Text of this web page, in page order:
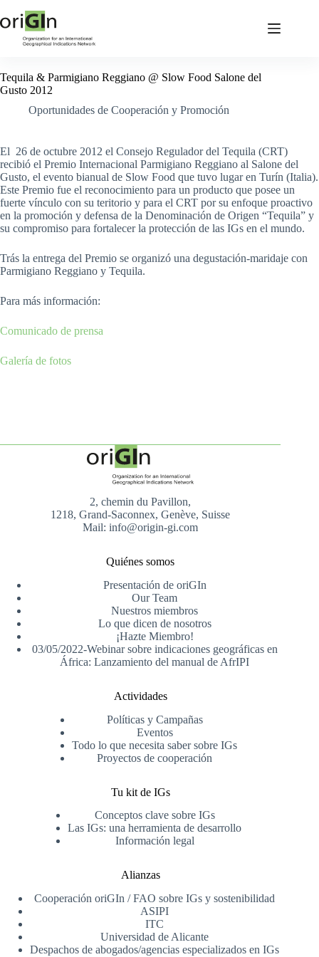
Tequila & Parmigiano Reggiano @ Slow Food Salone del
Gusto 2012
Oportunidades de Cooperación y Promoción
El 26 de octubre 2012 el Consejo Regulador del Tequila (CRT)
recibió el Premio Internacional Parmigiano Reggiano al Salone del
Gusto, el evento bianual de Slow Food que tuvo lugar en Turín (Italia).
Este Premio fue el reconocimiento para un producto que posee un
fuerte vínculo con su teritorio y para el CRT por su enfoque proactivo
en la promoción y defensa de la Denominación de Origen “Tequila” y
su compromiso para fortalecer la protección de las IGs en el mundo.
Trás la entrega del Premio se organizó una degustación-maridaje con
Parmigiano Reggiano y Tequila.
Para más información:
Comunicado de prensa
Galería de fotos
2, chemin du Pavillon,
1218, Grand-Saconnex, Genève, Suisse
Mail: info@origin-gi.com
Quiénes somos
Presentación de oriGIn
Our Team
Nuestros miembros
Lo que dicen de nosotros
¡Hazte Miembro!
03/05/2022-Webinar sobre indicaciones geográficas en
África: Lanzamiento del manual de AfrIPI
Actividades
Políticas y Campañas
Eventos
Todo lo que necesita saber sobre IGs
Proyectos de cooperación
Tu kit de IGs
Conceptos clave sobre IGs
Las IGs: una herramienta de desarrollo
Información legal
Alianzas
Cooperación oriGIn / FAO sobre IGs y sostenibilidad
ASIPI
ITC
Universidad de Alicante
Despachos de abogados/agencias especializados en IGs